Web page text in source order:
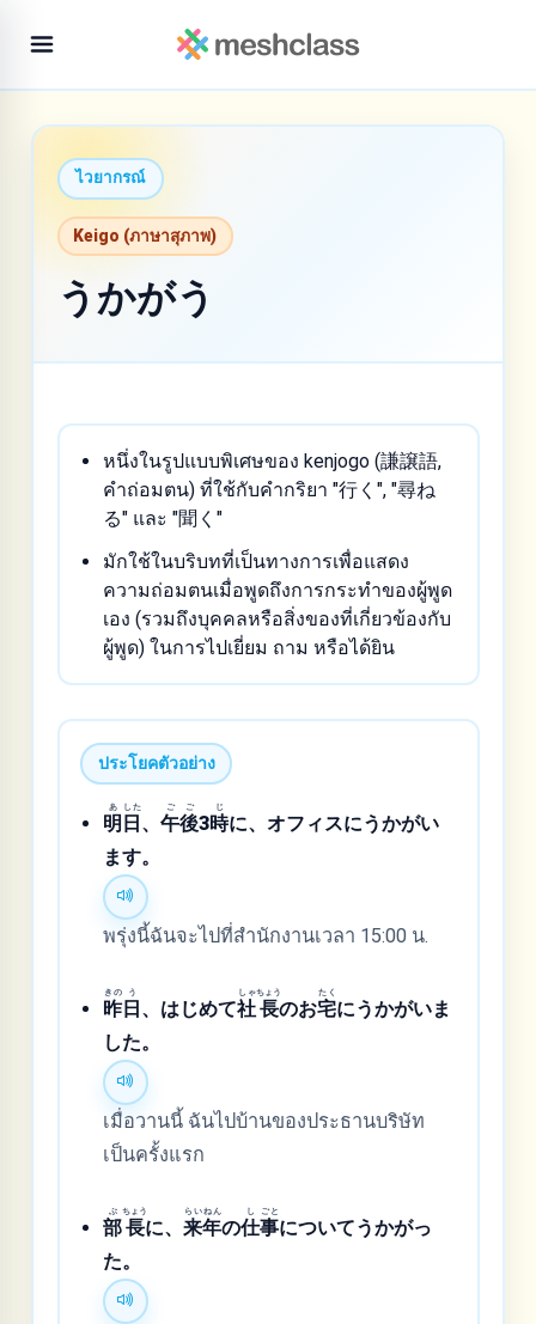
ไวยากรณ์
Keigo (ภาษาสุภาพ)
うかがう
หนึ่งในรูปแบบพิเศษของ kenjogo (謙譲語,
คำถ่อมตน) ที่ใช้กับคำกริยา "行く", "尋ね
る" และ "聞く"
มักใช้ในบริบทที่เป็นทางการเพื่อแสดง
ความถ่อมตนเมื่อพูดถึงการกระทำของผู้พูด
เอง (รวมถึงบุคคลหรือสิ่งของที่เกี่ยวข้องกับ
ผู้พูด) ในการไปเยี่ยม ถาม หรือได้ยิน
ประโยคตัวอย่าง
明
あ
日
した
、午
ご
後
ご
3時
じ
に、オフィスにうかがい
ます。
พรุ่งนี้ฉันจะไปที่สำนักงานเวลา 15:00 น.
昨
きの
日
う
、はじめて社
しゃ
長
ちょう
のお宅
たく
にうかがいま
した。
เมื่อวานนี้ ฉันไปบ้านของประธานบริษัท
เป็นครั้งแรก
部
ぶ
長
ちょう
に、来
らい
年
ねん
の仕
し
事
ごと
についてうかがっ
た。